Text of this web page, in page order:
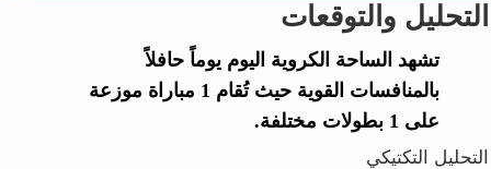
التحليل والتوقعات
تشهد الساحة الكروية اليوم يوماً حافلاً
بالمنافسات القوية حيث تُقام 1 مباراة موزعة
على 1 بطولات مختلفة.
التحليل التكتيكي